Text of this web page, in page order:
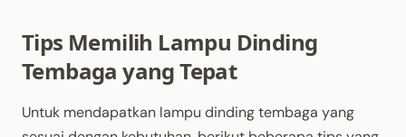
Tips Memilih Lampu Dinding
Tembaga yang Tepat
Untuk mendapatkan lampu dinding tembaga yang